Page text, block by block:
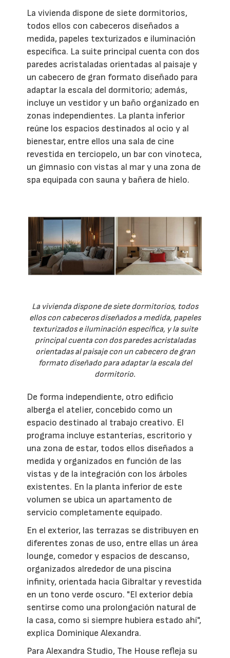
La vivienda dispone de siete dormitorios,
todos ellos con cabeceros diseñados a
medida, papeles texturizados e iluminación
específica. La suite principal cuenta con dos
paredes acristaladas orientadas al paisaje y
un cabecero de gran formato diseñado para
adaptar la escala del dormitorio; además,
incluye un vestidor y un baño organizado en
zonas independientes. La planta inferior
reúne los espacios destinados al ocio y al
bienestar, entre ellos una sala de cine
revestida en terciopelo, un bar con vinoteca,
un gimnasio con vistas al mar y una zona de
spa equipada con sauna y bañera de hielo.
La vivienda dispone de siete dormitorios, todos
ellos con cabeceros diseñados a medida, papeles
texturizados e iluminación específica, y la suite
principal cuenta con dos paredes acristaladas
orientadas al paisaje con un cabecero de gran
formato diseñado para adaptar la escala del
dormitorio.
De forma independiente, otro edificio
alberga el atelier, concebido como un
espacio destinado al trabajo creativo. El
programa incluye estanterías, escritorio y
una zona de estar, todos ellos diseñados a
medida y organizados en función de las
vistas y de la integración con los árboles
existentes. En la planta inferior de este
volumen se ubica un apartamento de
servicio completamente equipado.
En el exterior, las terrazas se distribuyen en
diferentes zonas de uso, entre ellas un área
lounge, comedor y espacios de descanso,
organizados alrededor de una piscina
infinity, orientada hacia Gibraltar y revestida
en un tono verde oscuro. "El exterior debía
sentirse como una prolongación natural de
la casa, como si siempre hubiera estado ahí",
explica Dominique Alexandra.
Para Alexandra Studio, The House refleja su